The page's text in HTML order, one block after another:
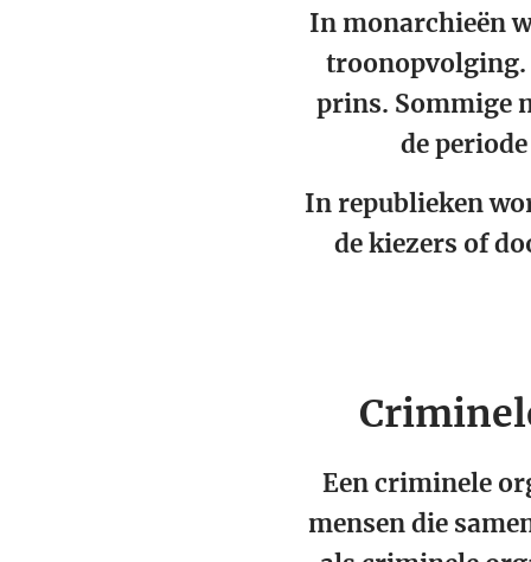
In monarchieën
troonopvolging.
prins. Sommige
de
In republieken
de kiezers of
Een criminele
mensen die